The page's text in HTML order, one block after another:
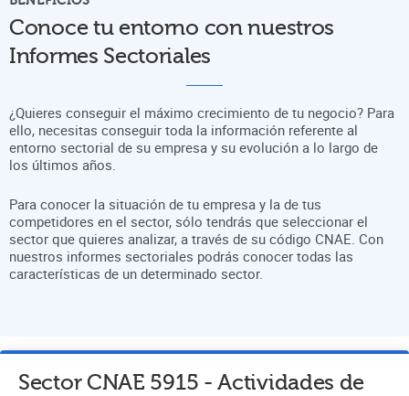
Conoce tu entorno con nuestros
Informes Sectoriales
¿Quieres conseguir el máximo crecimiento de tu negocio? Para
ello, necesitas conseguir toda la información referente al
entorno sectorial de su empresa y su evolución a lo largo de
los últimos años.
Para conocer la situación de tu empresa y la de tus
competidores en el sector, sólo tendrás que seleccionar el
sector que quieres analizar, a través de su código CNAE. Con
nuestros informes sectoriales podrás conocer todas las
características de un determinado sector.
Sector CNAE 5915 -Actividades de